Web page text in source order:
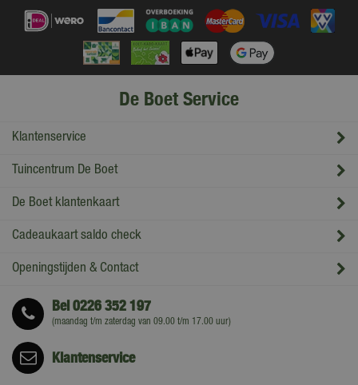
De Boet Service
Klantenservice
Tuincentrum De Boet
De Boet klantenkaart
Cadeaukaart saldo check
Openingstijden & Contact
Bel0226 352 197
(maandag t/m zaterdag van 09.00 t/m 17.00 uur)
Klantenservice